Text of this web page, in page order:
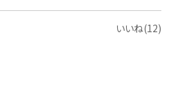
いいね(12)